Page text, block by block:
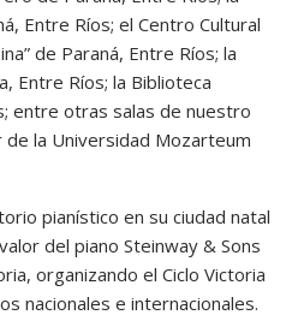
Entre Ríos; el Centro Cultural
de Paraná, Entre Ríos; la
Entre Ríos; la Biblioteca
entre otras salas de nuestro
de la Universidad Mozarteum
pianístico en su ciudad natal
del piano Steinway & Sons
organizando el Ciclo Victoria
nacionales e internacionales.